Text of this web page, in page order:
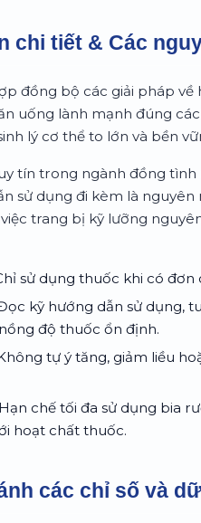
chi tiết & Các
đồng bộ các giải pháp
uống lành mạnh đúng
lý cơ thể to lớn và bền
tín trong ngành đồng
sử dụng đi kèm là
việc trang bị kỹ lưỡng
sử dụng thuốc khi có
kỹ hướng dẫn sử dụng,
độ thuốc ổn định.
tự ý tăng, giảm liều
Hạn chế tối đa sử dụng bia
hoạt chất thuốc.
các chỉ số và